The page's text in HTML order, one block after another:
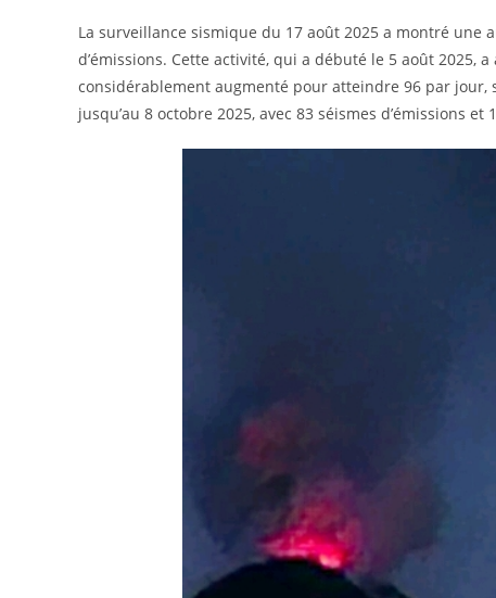
La surveillance sismique du 17 août 2025 a montré une
d’émissions. Cette activité, qui a débuté le 5 août 2025,
considérablement augmenté pour atteindre 96 par jour,
jusqu’au 8 octobre 2025, avec 83 séismes d’émissions